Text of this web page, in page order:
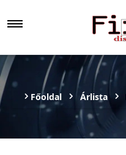
Főoldal Árlista